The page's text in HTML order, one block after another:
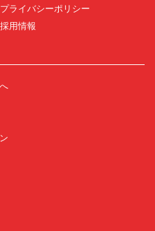
プライバシーポリシー
採用情報